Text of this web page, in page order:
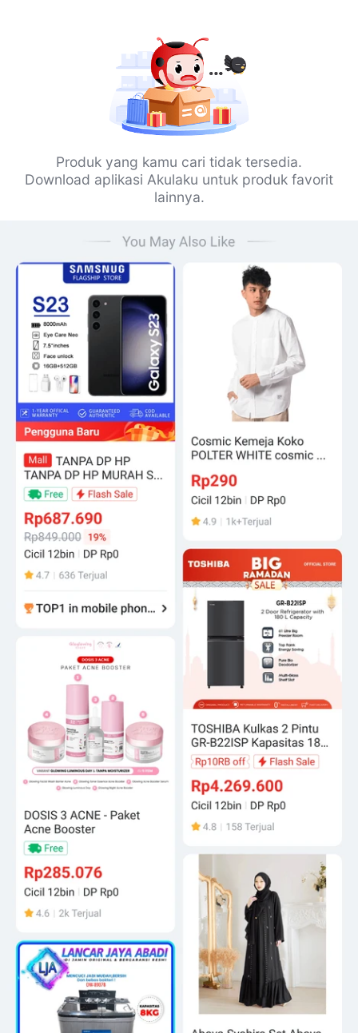
Produk yang kamu cari tidak tersedia.
Download aplikasi Akulaku untuk produk favorit
lainnya.